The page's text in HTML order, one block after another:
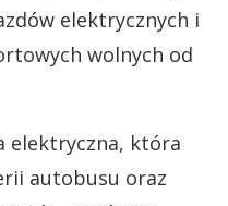
elektrycznych i
wolnych od
elektryczna, która
autobusu oraz